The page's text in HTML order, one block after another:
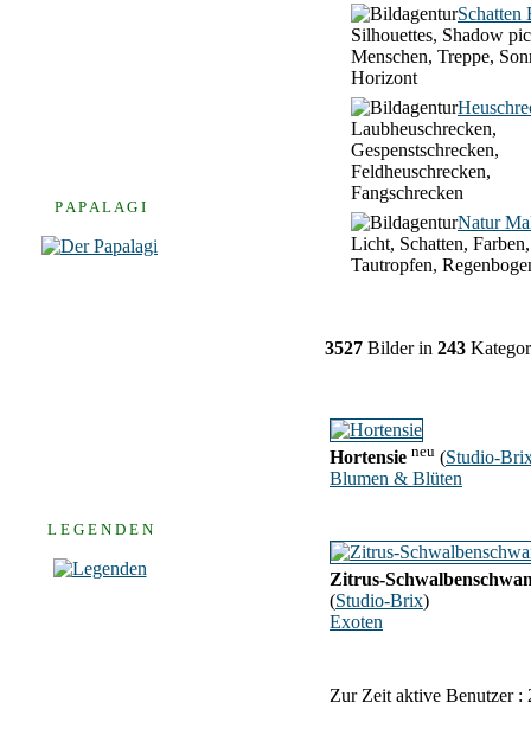
P A P A L A G I
L E G E N D E N
Schatten
Silhouettes, Shadow
Menschen, Treppe,
Horizont
Laubheuschrecken,
Gespenstschrecken,
Feldheuschrecken,
Fangschrecken
Natur
Licht, Schatten,
Tautropfen,
3527 Bilder in 243
Hortensie neu (Studio-
Blumen & Blüten
Zitrus-
(Studio-Brix)
Exoten
Zur Zeit aktive Benutzer :